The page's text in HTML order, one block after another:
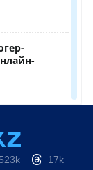
523k 17k